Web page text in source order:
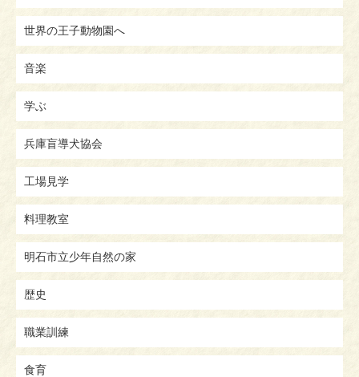
世界の王子動物園へ
音楽
学ぶ
兵庫盲導犬協会
工場見学
料理教室
明石市立少年自然の家
歴史
職業訓練
食育